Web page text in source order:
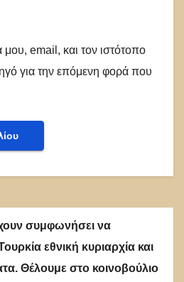
email, και τον ιστότοπο
για την επόμενη φορά που
συμφωνήσει να
εθνική κυριαρχία και
Θέλουμε στο κοινοβούλιο